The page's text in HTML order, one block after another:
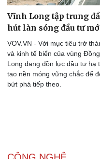
Thể thao
Vĩnh Long tập trung
hút làn sóng đầu tư
VOV.VN - Với mục tiêu trở
và kinh tế biển của vùng
Long đang dồn lực đầu tư hạ
tạo nền móng vững chắc để
bứt phá tiếp theo.